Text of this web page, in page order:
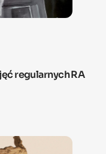
regularnych RA